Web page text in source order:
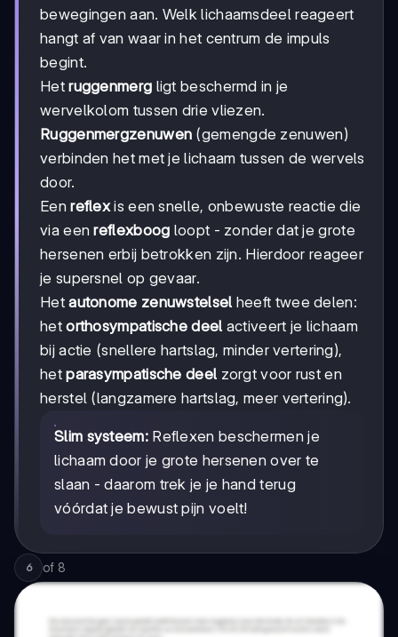
bewegingen aan. Welk lichaamsdeel reageert
hangt af van waar in het centrum de impuls
begint.
Hetruggenmerg ligt beschermd in je
wervelkolom tussen drie vliezen.
Ruggenmergzenuwen (gemengde zenuwen)
verbinden het met je lichaam tussen de wervels
door.
Eenreflexis een snelle, onbewuste reactie die
via eenreflexboog loopt - zonder dat je grote
hersenen erbij betrokken zijn. Hierdoor reageer
je supersnel op gevaar.
Hetautonome zenuwstelsel heeft twee delen:
hetorthosympatische deel activeert je lichaam
bij actie (snellere hartslag, minder vertering),
hetparasympatische deel zorgt voor rust en
herstel (langzamere hartslag, meer vertering).
Slim systeem:Reflexen beschermen je
lichaam door je grote hersenen over te
slaan - daarom trek je je hand terug
vóórdat je bewust pijn voelt!
6 of 8